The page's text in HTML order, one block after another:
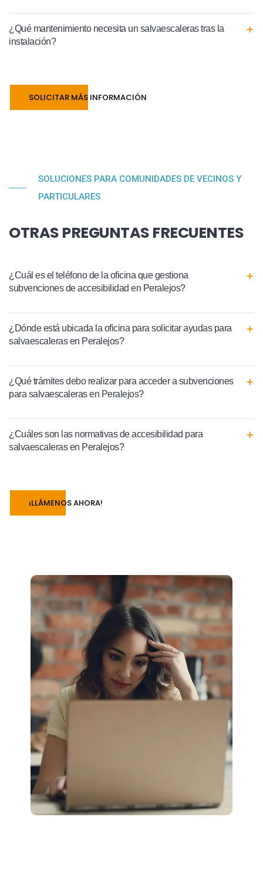
¿Qué mantenimiento necesita un salvaescaleras tras la
instalación?
SOLICITAR MÁS INFORMACIÓN
SOLUCIONES PARA COMUNIDADES DE VECINOS Y
PARTICULARES
OTRAS PREGUNTAS FRECUENTES
¿Cuál es el teléfono de la oficina que gestiona
subvenciones de accesibilidad en Peralejos?
¿Dónde está ubicada la oficina para solicitar ayudas para
salvaescaleras en Peralejos?
¿Qué trámites debo realizar para acceder a subvenciones
para salvaescaleras en Peralejos?
¿Cuáles son las normativas de accesibilidad para
salvaescaleras en Peralejos?
¡LLÁMENOS AHORA!